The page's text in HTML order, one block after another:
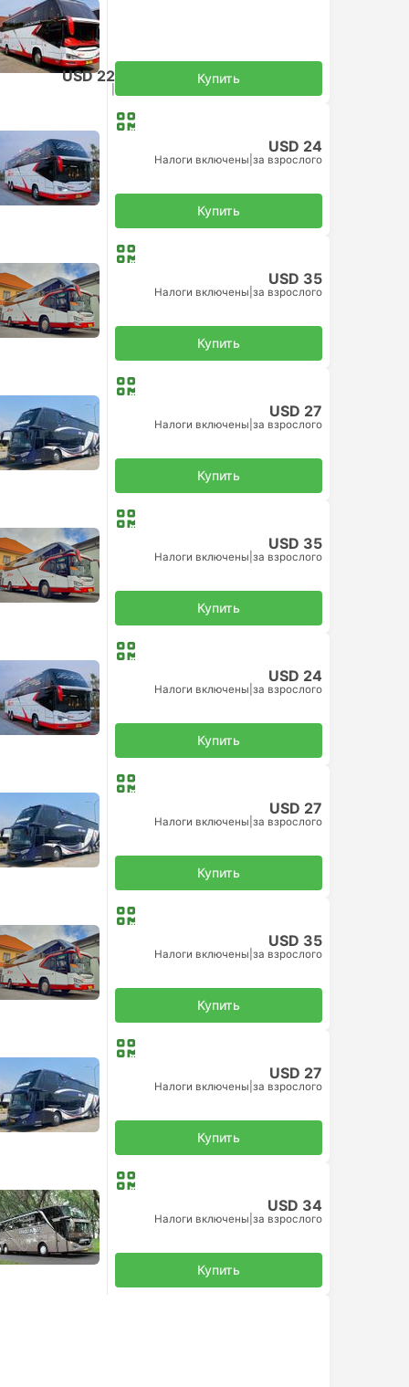
USD 22
Налоги включены
Купить
USD 24
Налоги включены за взрослого
Купить
USD 35
Налоги включены за взрослого
Купить
USD 27
Налоги включены за взрослого
Купить
USD 35
Налоги включены за взрослого
Купить
USD 24
Налоги включены за взрослого
Купить
USD 27
Налоги включены за взрослого
Купить
USD 35
Налоги включены за взрослого
Купить
USD 27
Налоги включены за взрослого
Купить
USD 34
Налоги включены за взрослого
Купить